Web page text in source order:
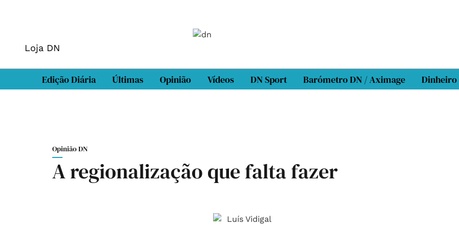
Loja DN
Edição Diária Últimas Opinião Vídeos DN Sport Barómetro DN / Aximage Dinheiro
Opinião DN
A regionalização que falta fazer